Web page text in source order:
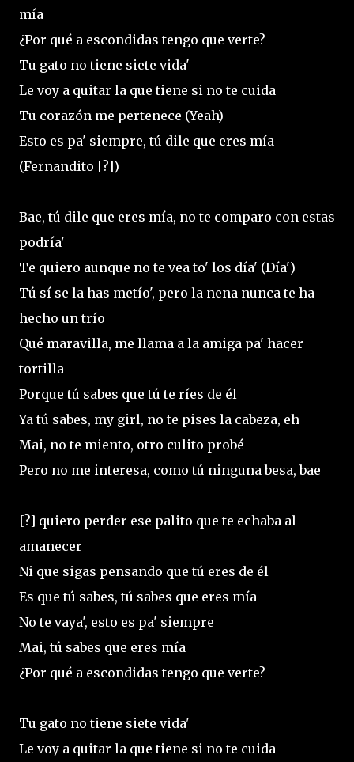
mía
¿Por qué a escondidas tengo que verte?
Tu gato no tiene siete vida'
Le voy a quitar la que tiene si no te cuida
Tu corazón me pertenece (Yeah)
Esto es pa' siempre, tú dile que eres mía
(Fernandito [?])
Bae, tú dile que eres mía, no te comparo con estas
podría'
Te quiero aunque no te vea to' los día' (Día')
Tú sí se la has metío', pero la nena nunca te ha
hecho un trío
Qué maravilla, me llama a la amiga pa' hacer
tortilla
Porque tú sabes que tú te ríes de él
Ya tú sabes, my girl, no te pises la cabeza, eh
Mai, no te miento, otro culito probé
Pero no me interesa, como tú ninguna besa, bae
[?] quiero perder ese palito que te echaba al
amanecer
Ni que sigas pensando que tú eres de él
Es que tú sabes, tú sabes que eres mía
No te vaya', esto es pa' siempre
Mai, tú sabes que eres mía
¿Por qué a escondidas tengo que verte?
Tu gato no tiene siete vida'
Le voy a quitar la que tiene si no te cuida